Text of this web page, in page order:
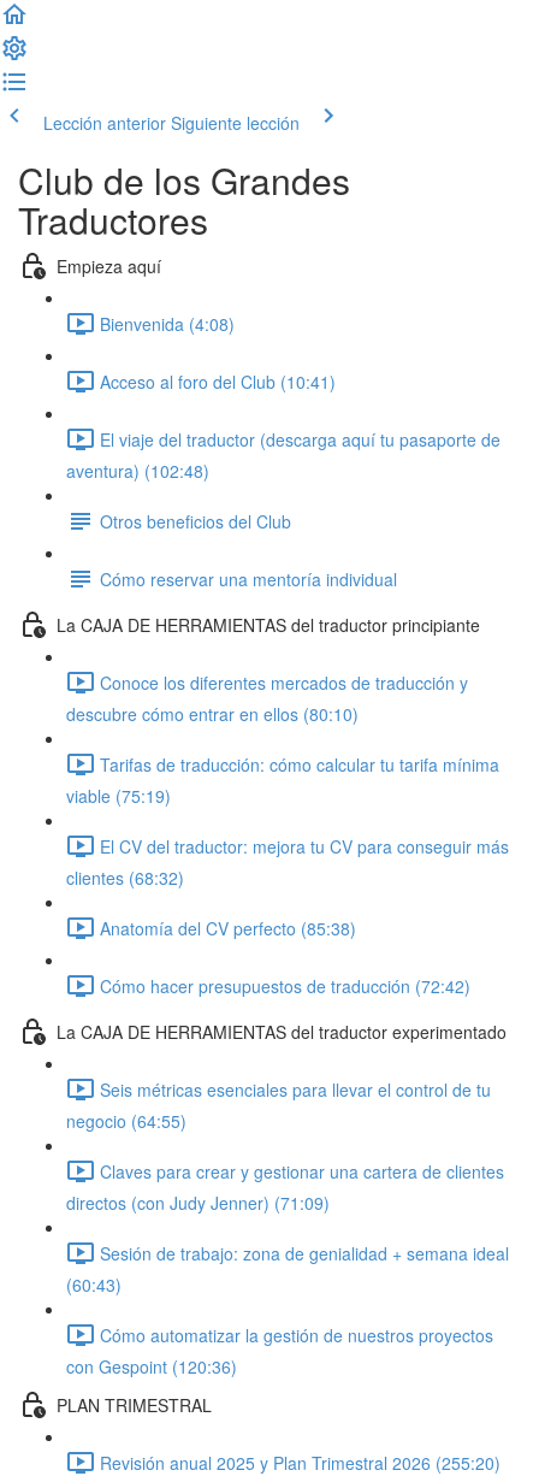
Lección anterior Siguiente lección
Club de los Grandes
Traductores
Empieza aquí
Bienvenida (4:08)
Acceso al foro del Club (10:41)
El viaje del traductor (descarga aquí tu pasaporte de
aventura) (102:48)
Otros beneficios del Club
Cómo reservar una mentoría individual
La CAJA DE HERRAMIENTAS del traductor principiante
Conoce los diferentes mercados de traducción y
descubre cómo entrar en ellos (80:10)
Tarifas de traducción: cómo calcular tu tarifa mínima
viable (75:19)
El CV del traductor: mejora tu CV para conseguir más
clientes (68:32)
Anatomía del CV perfecto (85:38)
Cómo hacer presupuestos de traducción (72:42)
La CAJA DE HERRAMIENTAS del traductor experimentado
Seis métricas esenciales para llevar el control de tu
negocio (64:55)
Claves para crear y gestionar una cartera de clientes
directos (con Judy Jenner) (71:09)
Sesión de trabajo: zona de genialidad + semana ideal
(60:43)
Cómo automatizar la gestión de nuestros proyectos
con Gespoint (120:36)
PLAN TRIMESTRAL
Revisión anual 2025 y Plan Trimestral 2026 (255:20)